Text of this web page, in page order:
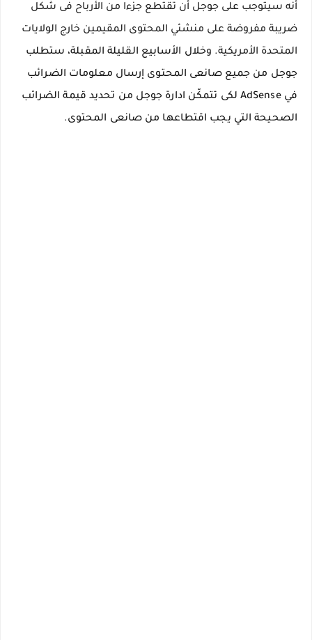
أنه سيتوجب على جوجل أن تقتطع جزءا من الأرباح فى شكل
ضريبة مفروضة على منشئي المحتوى المقيمين خارج الولايات
المتحدة الأمريكية. وخلال الأسابيع القليلة المقبلة، ستطلب
جوجل من جميع صانعى المحتوى إرسال معلومات الضرائب
في AdSense لكى تتمكّن ادارة جوجل من تحديد قيمة الضرائب
الصحيحة التي يجب اقتطاعها من صانعى المحتوى.